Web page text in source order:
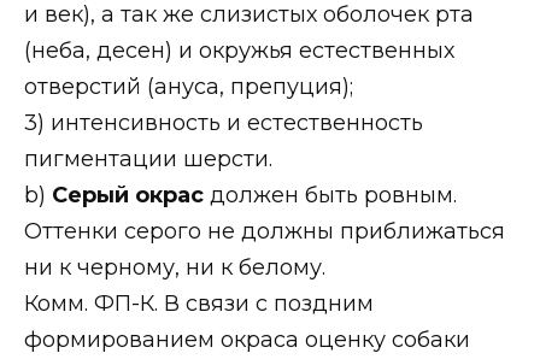
и век), а так же слизистых оболочек рта
(неба, десен) и окружья естественных
отверстий (ануса, препуция);
3) интенсивность и естественность
пигментации шерсти.
b) Серый окрас должен быть ровным.
Оттенки серого не должны приближаться
ни к черному, ни к белому.
Комм. ФП-К. В связи с поздним
формированием окраса оценку собаки